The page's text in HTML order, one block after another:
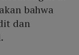
bahwa
dan